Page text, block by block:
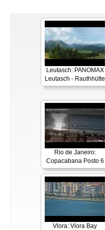
Leutasch: PANOMAX
Leutasch - Rauthhütte
Rio de Janeiro:
Copacabana Posto 6
Vlora: Vlora Bay